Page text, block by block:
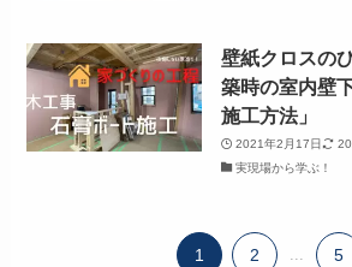
壁紙クロスの
築時の室内壁
施工方法」
2021年2月17日
実現場から学ぶ！
1 2 ... 5